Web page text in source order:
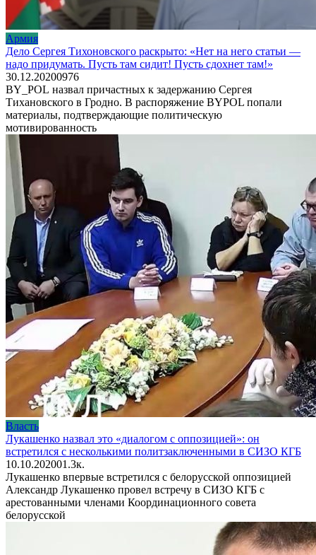
Армия
Дело Сергея Тихоновского раскрыто: «Нет на него статьи —
надо придумать. Пусть там сидит! Пусть сдохнет там!»
30.12.20200976
BY_POL назвал причастных к задержанию Сергея
Тихановского в Гродно. В распоряжение BYPOL попали
материалы, подтверждающие политическую
мотивированность
Власть
Лукашенко назвал это «диалогом с оппозицией»: он
встретился с несколькими политзаключенными в СИЗО КГБ
10.10.202001.3к.
Лукашенко впервые встретился с белорусской оппозицией
Александр Лукашенко провел встречу в СИЗО КГБ с
арестованными членами Координационного совета
белорусской